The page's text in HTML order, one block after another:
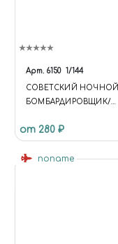
Арт. 6150 1/144
СОВЕТСКИЙ НОЧНОЙ
БОМБАРДИРОВЩИК/
от 280 ₽
noname